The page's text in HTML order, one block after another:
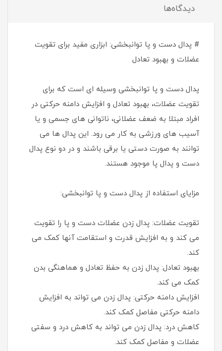
دیدگاه‌ها
# پدال دست و پا توانبخشی: ابزاری مفید برای تقویت
عضلات و بهبود تعادل
پدال دست و پا توانبخشی وسیله ای است که برای
تقویت عضلات، بهبود تعادل و افزایش دامنه حرکتی در
افراد مبتلا به ضعف عضلانی، ناتوانی های جسمی و یا
آسیب های ورزشی به کار می رود. این پدال ها می
توانند به صورت دستی یا برقی باشند و در دو نوع پدال
دست و پدال پا موجود هستند.
مزایای استفاده از پدال دست و پا توانبخشی:
تقویت عضلات: پدال زدن عضلات دست و پا را تقویت
می کند و به افزایش قدرت و استقامت آنها کمک می
کند.
بهبود تعادل: پدال زدن به حفظ تعادل و هماهنگی بدن
کمک می کند.
افزایش دامنه حرکتی: پدال زدن می تواند به افزایش
دامنه حرکتی مفاصل کمک کند.
کاهش درد: پدال زدن می تواند به کاهش درد و سفتی
عضلات و مفاصل کمک کند.